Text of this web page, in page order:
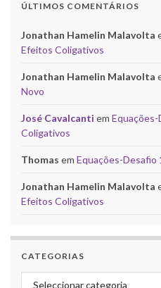
ÚLTIMOS COMENTÁRIOS
Jonathan Hamelin Malavolta
Efeitos Coligativos
Jonathan Hamelin Malavolta
Novo
José Cavalcanti em
Coligativos
Thomas em Equações-Desafio
Jonathan Hamelin Malavolta
Efeitos Coligativos
CATEGORIAS
Categorias